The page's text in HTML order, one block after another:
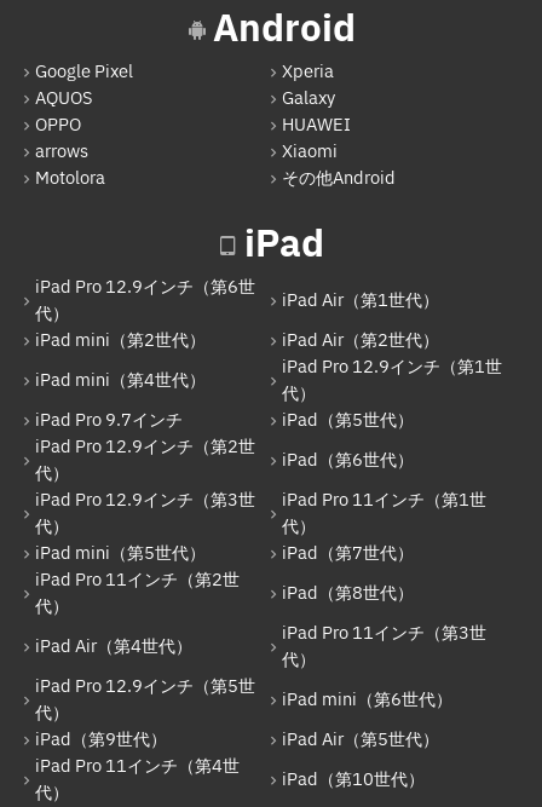
Android
Google Pixel
Xperia
AQUOS
Galaxy
OPPO
HUAWEI
arrows
Xiaomi
Motolora
その他Android
iPad
iPad Pro 12.9インチ（第6世
代）
iPad Air（第1世代）
iPad mini（第2世代）
iPad Air（第2世代）
iPad mini（第4世代）
iPad Pro 12.9インチ（第1世
代）
iPad Pro 9.7インチ
iPad（第5世代）
iPad Pro 12.9インチ（第2世
代）
iPad（第6世代）
iPad Pro 12.9インチ（第3世
代）
iPad Pro 11インチ（第1世
代）
iPad mini（第5世代）
iPad（第7世代）
iPad Pro 11インチ（第2世
代）
iPad（第8世代）
iPad Air（第4世代）
iPad Pro 11インチ（第3世
代）
iPad Pro 12.9インチ（第5世
代）
iPad mini（第6世代）
iPad（第9世代）
iPad Air（第5世代）
iPad Pro 11インチ（第4世
代）
iPad（第10世代）